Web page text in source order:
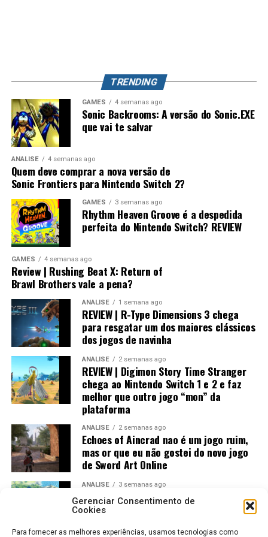
Gerenciar Consentimento de
Cookies
Para fornecer as melhores experiências, usamos tecnologias como
mas também pode representar o primeiro passo para a
maior evolução que a série já teve.
Desempenho impressionante no
Switch 2 e um verdadeiro milagre no
Switch 1
Visualmente, o jogo impressiona bastante.
NoNintendo Switch 2, a qualidade gráfica
praticamente não fica devendo em relação às versões de
PlayStation 5 e Xbox, entregando uma experiência
muito próxima dos consoles mais potentes.
Já noNintendo Switch 1, o trabalho de otimização
TRENDING
GAMES 4 semanas ago
Sonic Backrooms: A versão do Sonic.EXE
que vai te salvar
ANÁLISE 4 semanas ago
Quem deve comprar a nova versão de
Sonic Frontiers para Nintendo Switch 2?
GAMES 3 semanas ago
Rhythm Heaven Groove é a despedida
perfeita do Nintendo Switch? REVIEW
GAMES 4 semanas ago
Review | Rushing Beat X: Return of
Brawl Brothers vale a pena?
ANÁLISE 1 semana ago
REVIEW | R-Type Dimensions 3 chega
para resgatar um dos maiores clássicos
dos jogos de navinha
ANÁLISE 2 semanas ago
REVIEW | Digimon Story Time Stranger
chega ao Nintendo Switch 1 e 2 e faz
melhor que outro jogo “mon” da
plataforma
ANÁLISE 2 semanas ago
Echoes of Aincrad nao é um jogo ruim,
mas or que eu não gostei do novo jogo
de Sword Art Online
ANÁLISE 3 semanas ago
Jogos Amados e Odiados do Sonic: Os
Maiores Acertos e Erros da SEGA